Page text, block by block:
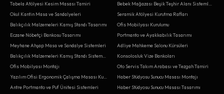
Tabela Atölyesi Kesim Masası Tamiri
Okul Kantin Masa ve Sandalyeleri
Balıkçılık Malzemeleri Kamış Standı Tasarımı
Eczane Nöbetçi Bankosu Tasarımı
Meyhane Ahşap Masa ve Sandalye Sistemleri
Ofis Mobilyası Montajı
Antre Portmanto ve Puf Ünitesi Sistemleri
Seramik Atölyesi Kurutma Rafları
Ofis Mobilyası Kurulumu
Portmanto ve Ayakkabılık Tasarımı
Adliye Mahkeme Salonu Kürsüleri
Konsolosluk Vize Bankoları
Oto Servis Takım Arabası ve Tezgah Tamiri
Haber Stüdyosu Sunucu Masası Montajı
Haber Stüdyosu Sunucu Masası Tasarımı